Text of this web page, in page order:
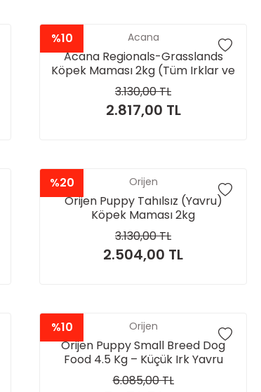
%10 Acana
Acana Regionals-Grasslands
Köpek Maması 2kg (Tüm Irklar ve
Yaşam Evreleri İçin)
3.130,00 TL
2.817,00 TL
%20 Orijen
Orijen Puppy Tahılsız (Yavru)
Köpek Maması 2kg
3.130,00 TL
2.504,00 TL
%10 Orijen
Orijen Puppy Small Breed Dog
Food 4.5 Kg – Küçük Irk Yavru
Köpekler İçin
6.085,00 TL